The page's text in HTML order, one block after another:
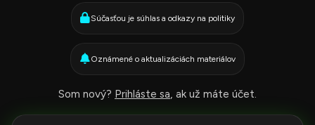
Súčasťou je súhlas a odkazy na politiky
Oznámené o aktualizáciách materiálov
Som nový? Prihláste sa, ak už máte účet.